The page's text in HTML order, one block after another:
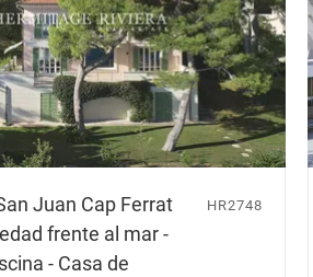
Juan Cap Ferrat
frente al mar -
- Casa de
HR2748